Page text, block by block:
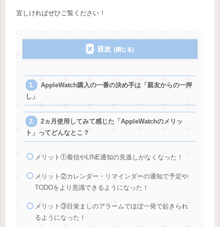
宜しければぜひご覧ください！
目次
AppleWatch購入の一番の決め手は「親友からの一押
し」
2ヵ月使用してみて感じた「AppleWatchのメリッ
ト」ってどんなとこ？
メリット①着信やLINE通知の見逃しがなくなった！
メリット②カレンダー・リマインダーの通知で予定や
TODOをより意識できるようになった！
メリット③目覚ましのアラームでほぼ一発で起きられ
るようになった！